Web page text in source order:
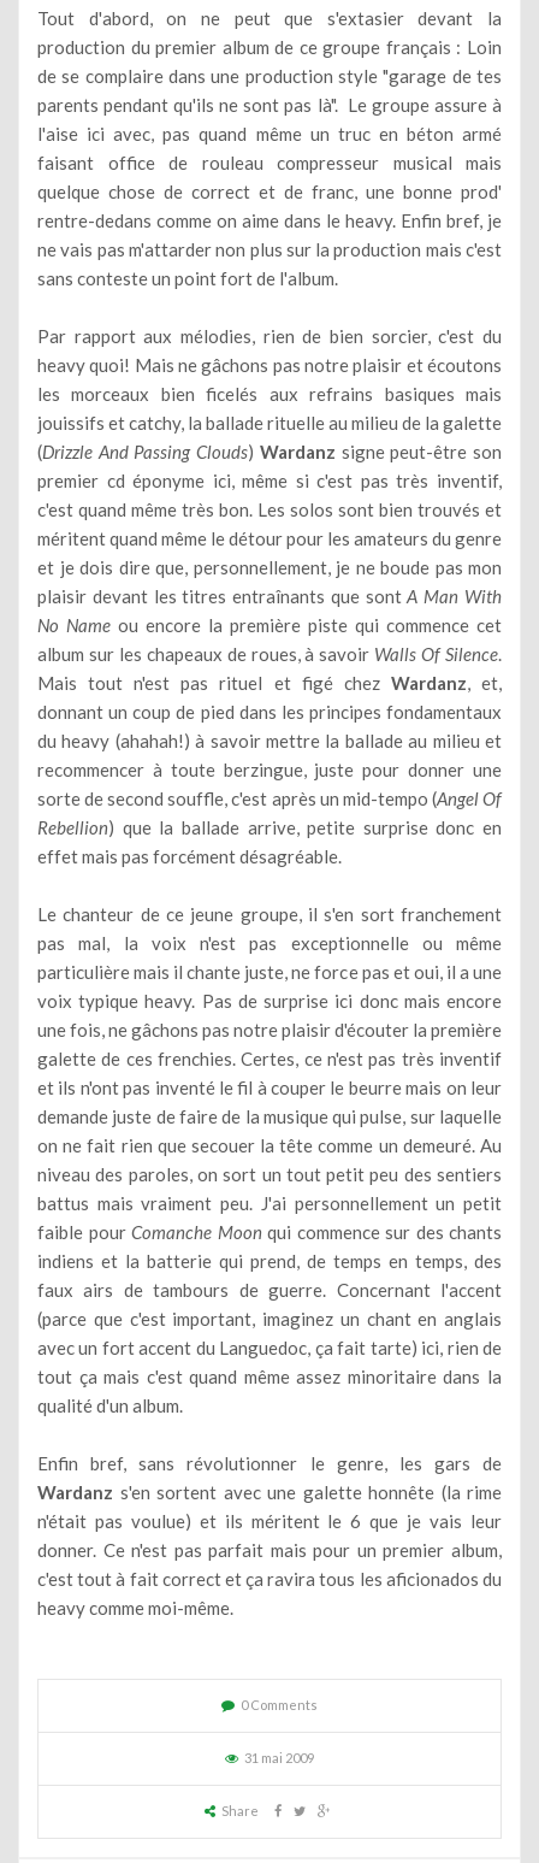
Tout d'abord, on ne peut que s'extasier devant la
production du premier album de ce groupe français : Loin
de se complaire dans une production style "garage de tes
parents pendant qu'ils ne sont pas là". Le groupe assure à
l'aise ici avec, pas quand même un truc en béton armé
faisant office de rouleau compresseur musical mais
quelque chose de correct et de franc, une bonne prod'
rentre-dedans comme on aime dans le heavy. Enfin bref, je
ne vais pas m'attarder non plus sur la production mais c'est
sans conteste un point fort de l'album.
Par rapport aux mélodies, rien de bien sorcier, c'est du
heavy quoi! Mais ne gâchons pas notre plaisir et écoutons
les morceaux bien ficelés aux refrains basiques mais
jouissifs et catchy, la ballade rituelle au milieu de la galette
(Drizzle And Passing Clouds) Wardanz signe peut-être son
premier cd éponyme ici, même si c'est pas très inventif,
c'est quand même très bon. Les solos sont bien trouvés et
méritent quand même le détour pour les amateurs du genre
et je dois dire que, personnellement, je ne boude pas mon
plaisir devant les titres entraînants que sontA Man With
No Name ou encore la première piste qui commence cet
album sur les chapeaux de roues, à savoir Walls Of Silence.
Mais tout n'est pas rituel et figé chez Wardanz, et,
donnant un coup de pied dans les principes fondamentaux
du heavy (ahahah!) à savoir mettre la ballade au milieu et
recommencer à toute berzingue, juste pour donner une
sorte de second souffle, c'est après un mid-tempo (Angel Of
Rebellion) que la ballade arrive, petite surprise donc en
effet mais pas forcément désagréable.
Le chanteur de ce jeune groupe, il s'en sort franchement
pas mal, la voix n'est pas exceptionnelle ou même
particulière mais il chante juste, ne force pas et oui, il a une
voix typique heavy. Pas de surprise ici donc mais encore
une fois, ne gâchons pas notre plaisir d'écouter la première
galette de ces frenchies. Certes, ce n'est pas très inventif
et ils n'ont pas inventé le fil à couper le beurre mais on leur
demande juste de faire de la musique qui pulse, sur laquelle
on ne fait rien que secouer la tête comme un demeuré. Au
niveau des paroles, on sort un tout petit peu des sentiers
battus mais vraiment peu. J'ai personnellement un petit
faible pour Comanche Moonqui commence sur des chants
indiens et la batterie qui prend, de temps en temps, des
faux airs de tambours de guerre. Concernant l'accent
(parce que c'est important, imaginez un chant en anglais
avec un fort accent du Languedoc, ça fait tarte) ici, rien de
tout ça mais c'est quand même assez minoritaire dans la
qualité d'un album.
Enfin bref, sans révolutionner le genre, les gars de
Wardanz s'en sortent avec une galette honnête (la rime
n'était pas voulue) et ils méritent le 6 que je vais leur
donner. Ce n'est pas parfait mais pour un premier album,
c'est tout à fait correct et ça ravira tous les aficionados du
heavy comme moi-même.
0 Comments
31 mai 2009
Share